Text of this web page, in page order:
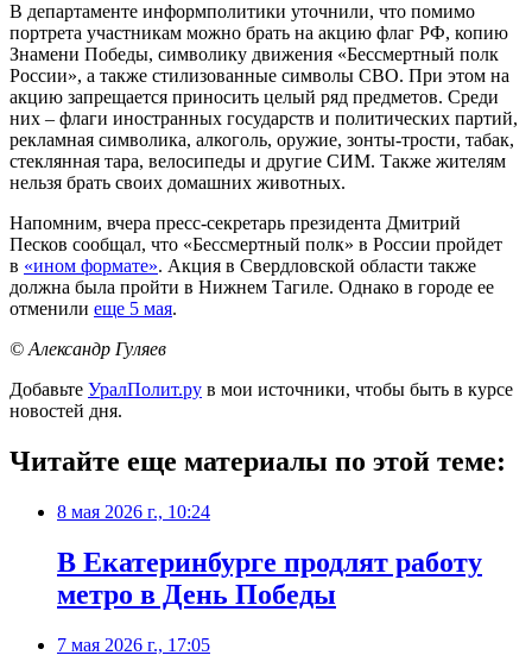
В департаменте информполитики уточнили, что помимо
портрета участникам можно брать на акцию флаг РФ, копию
Знамени Победы, символику движения «Бессмертный полк
России», а также стилизованные символы СВО. При этом на
акцию запрещается приносить целый ряд предметов. Среди
них – флаги иностранных государств и политических партий,
рекламная символика, алкоголь, оружие, зонты-трости, табак,
стеклянная тара, велосипеды и другие СИМ. Также жителям
нельзя брать своих домашних животных.
Напомним, вчера пресс-секретарь президента Дмитрий
Песков сообщал, что «Бессмертный полк» в России пройдет
в «ином формате». Акция в Свердловской области также
должна была пройти в Нижнем Тагиле. Однако в городе ее
отменили еще 5 мая.
© Александр Гуляев
Добавьте УралПолит.ру в мои источники, чтобы быть в курсе
новостей дня.
Читайте еще материалы по этой теме:
8 мая 2026 г., 10:24
В Екатеринбурге продлят работу
метро в День Победы
7 мая 2026 г., 17:05